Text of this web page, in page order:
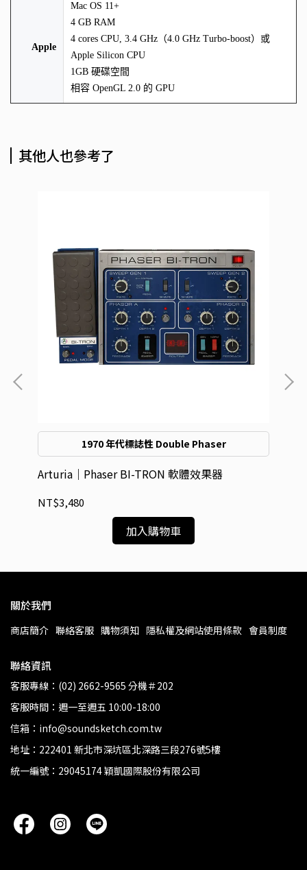
Apple
Mac OS 11+
4 GB RAM
4 cores CPU, 3.4 GHz（4.0 GHz Turbo-boost）或
Apple Silicon CPU
1GB 硬碟空間
相容 OpenGL 2.0 的 GPU
其他人也參考了
1970 年代標誌性 Double Phaser
Arturia｜Phaser BI-TRON 軟體效果器
NT$3,480
加入購物車
關於我們
商店簡介 聯絡客服 購物須知 隱私權及網站使用條款 會員制度
聯絡資訊
客服專線：(02) 2662-9565 分機＃202
客服時間：週一至週五 10:00-18:00
信箱：info@soundsketch.com.tw
地址：222401 新北市深坑區北深路三段276號5樓
統一編號：29045174 穎凱國際股份有限公司